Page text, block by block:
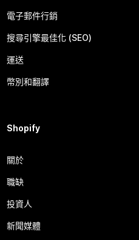
電子郵件行銷
搜尋引擎最佳化 (SEO)
運送
幣別和翻譯
Shopify
關於
職缺
投資人
新聞媒體